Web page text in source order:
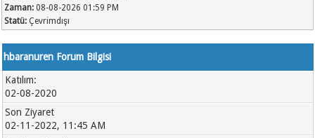
Zaman: 08-08-2026 01:59 PM
Statü: Çevrimdışı
hbaranuren Forum Bilgisi
Katılım:
02-08-2020
Son Ziyaret
02-11-2022, 11:45 AM